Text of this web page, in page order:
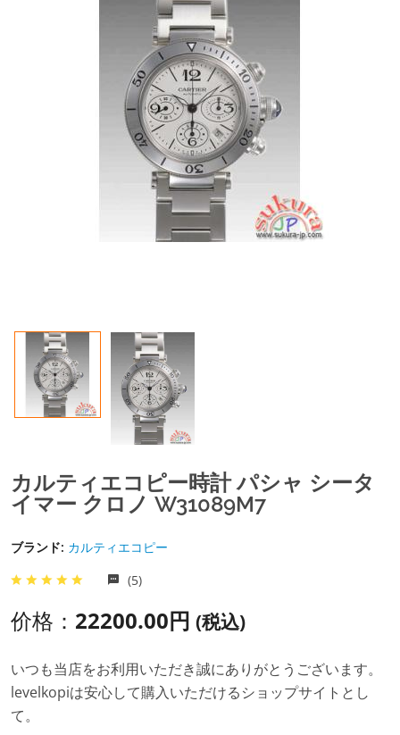
カルティエコピー時計 パシャ シータ
イマー クロノ W31089M7
ブランド: カルティエコピー
(5)
价格： 22200.00円 (税込)
いつも当店をお利用いただき誠にありがとうございます。
levelkopiは安心して購入いただけるショップサイトとし
て。